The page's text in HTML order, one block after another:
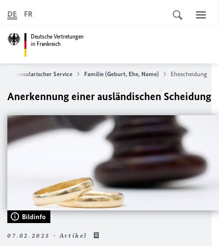
Deutsche Vertretungen
in Frankreich
DE FR
Konsularischer Service Familie (Geburt, Ehe, Name) Ehescheidung
Anerkennung einer ausländischen Scheidung
Bildinfo
07.02.2025 - Artikel